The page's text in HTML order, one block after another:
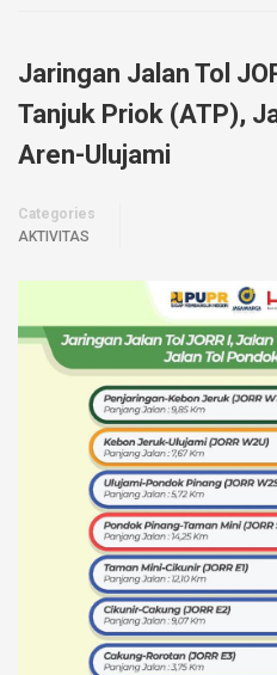
Jaringan Jalan Tol
Tanjuk Priok (ATP),
Aren-Ulujami
Categories
AKTIVITAS